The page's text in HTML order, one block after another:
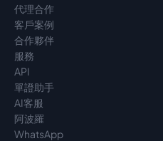
代理合作
客戶案例
合作夥伴
服務
API
單證助手
AI客服
阿波羅
WhatsApp